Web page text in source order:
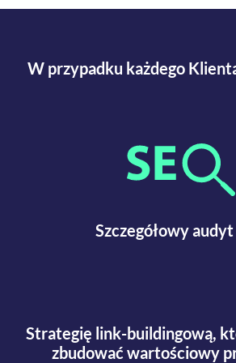
W przypadku każdego
Szczegółowy audyt
Strategię link-buildingową,
zbudować wartościowy